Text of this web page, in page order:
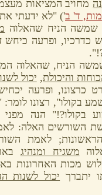
מחויב המציאות
ד' ב') "לא ידעתי
שמשה הניח שהאלוה
כדרכיו, ופרעה כיחש
הניח, שהאלוה
והיכולת, יכול
כרצונו, ופרעה
בקולו", רצונו לומר:
בקולו?!" הנה
השורשים האלה:
לאמת
משגיח ומנהיג
מכות האחרונות
יתברך יכול לשנות